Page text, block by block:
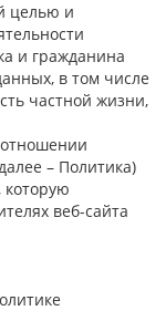
целью и
и гражданина
в том числе
частной жизни,
– Политика)
веб-сайта